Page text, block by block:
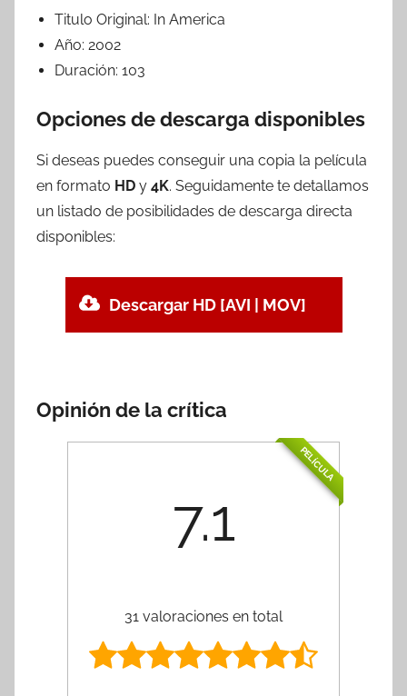
Titulo Original: In America
Año: 2002
Duración: 103
Opciones de descarga disponibles
Si deseas puedes conseguir una copia la película
en formato HD y 4K. Seguidamente te detallamos
un listado de posibilidades de descarga directa
disponibles:
Descargar HD [AVI | MOV]
Opinión de la crítica
PELÍCULA
7.1
31 valoraciones en total